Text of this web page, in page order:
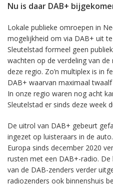
Nu is daar DAB+
Lokale publieke omroepen in
mogelijkheid om via DAB+ uit
Sleutelstad formeel geen
wachten op de verdeling van
deze regio. Zo’n multiplex is in
DAB+ waarvan maximaal
In onze regio waren nog acht
Sleutelstad er sinds deze week
De uitrol van DAB+ gebeurt
ingezet op luisteraars in de
Europa sinds december 2020
rusten met een DAB+-radio.
van de DAB-zenders verder
radiozenders ook binnenshuis